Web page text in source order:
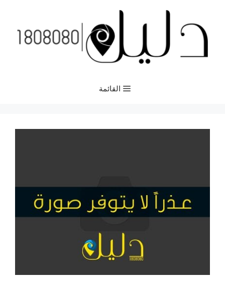
المحتوى
القائمة